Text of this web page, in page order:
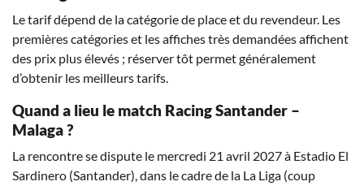
Le tarif dépend de la catégorie de place et du revendeur. Les
premières catégories et les affiches très demandées affichent
des prix plus élevés ; réserver tôt permet généralement
d’obtenir les meilleurs tarifs.
Quand a lieu le match Racing Santander –
Malaga ?
La rencontre se dispute le mercredi 21 avril 2027 à Estadio El
Sardinero (Santander), dans le cadre de la La Liga (coup